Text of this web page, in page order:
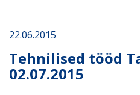
22.06.2015
Tehnilised tööd
02.07.2015